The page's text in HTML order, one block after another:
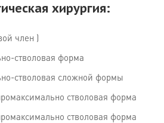
хирургия:
член )
стволовая форма
стволовая сложной формы
стволовая форма
стволовая форма